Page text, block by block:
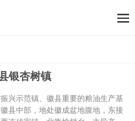
银杏树镇
兴示范镇、徽县重要的粮油生产基
县中部，地处徽成盆地腹地，东接